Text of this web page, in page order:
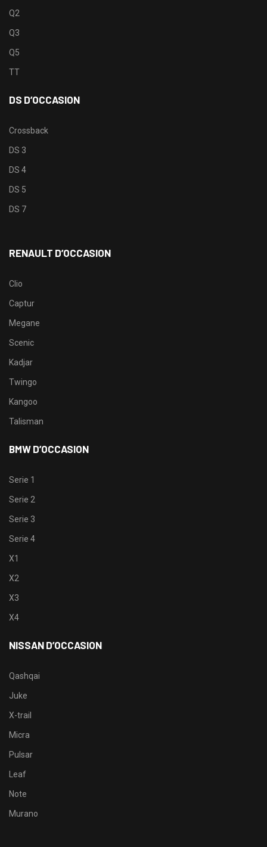
Q2
Q3
Q5
TT
DS D’OCCASION
Crossback
DS 3
DS 4
DS 5
DS 7
RENAULT D’OCCASION
Clio
Captur
Megane
Scenic
Kadjar
Twingo
Kangoo
Talisman
BMW D’OCCASION
Serie 1
Serie 2
Serie 3
Serie 4
X1
X2
X3
X4
NISSAN D’OCCASION
Qashqai
Juke
X-trail
Micra
Pulsar
Leaf
Note
Murano